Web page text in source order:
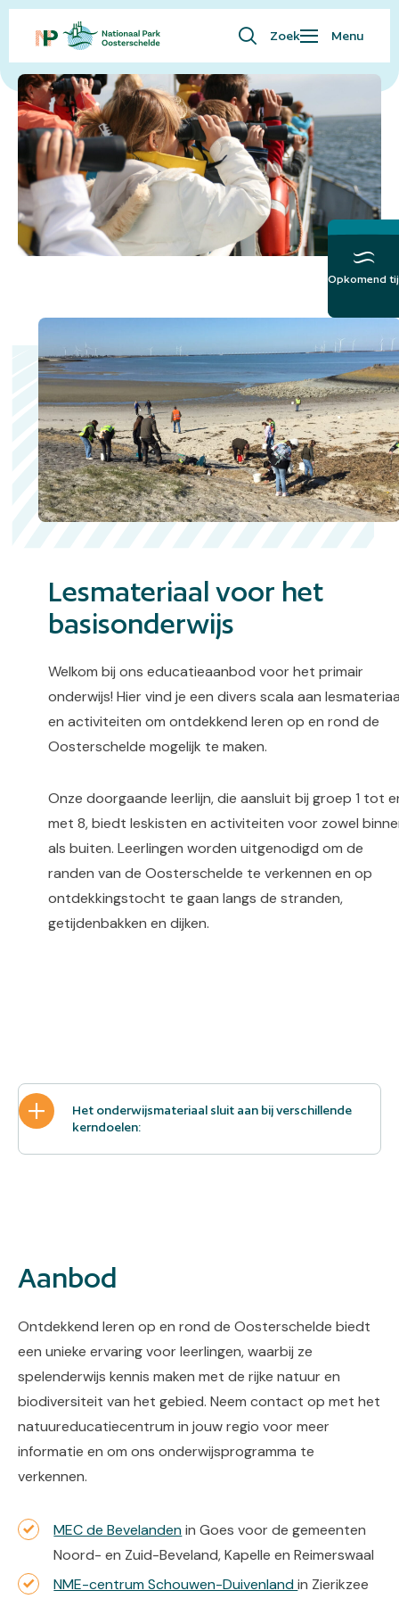
Zoek Menu
Bezoekersinfo
Eropuit
Kaart
Natuur
Over ons
English
Waar ben je naar op zoek?
Primair onderwijs
Lesmateriaal voor het
basisonderwijs
Welkom bij ons educatieaanbod voor het primair
onderwijs! Hier vind je een divers scala aan
en activiteiten om ontdekkend leren op en rond de
Oosterschelde mogelijk te maken.
Onze doorgaande leerlijn, die aansluit bij groep 1 tot
met 8, biedt leskisten en activiteiten voor zowel
als buiten. Leerlingen worden uitgenodigd om de
randen van de Oosterschelde te verkennen en op
ontdekkingstocht te gaan langs de stranden,
getijdenbakken en dijken.
Het onderwijsmateriaal sluit aan bij verschillende
kerndoelen:
Aanbod
Ontdekkend leren op en rond de Oosterschelde biedt
een unieke ervaring voor leerlingen, waarbij ze
spelenderwijs kennis maken met de rijke natuur en
biodiversiteit van het gebied. Neem contact op met het
natuureducatiecentrum in jouw regio voor meer
informatie en om ons onderwijsprogramma te
verkennen.
MEC de Bevelandenin Goes voor de gemeenten
Noord- en Zuid-Beveland, Kapelle en Reimerswaal
NME-centrum Schouwen-Duivenlandin Zierikzee
Opkomend tij